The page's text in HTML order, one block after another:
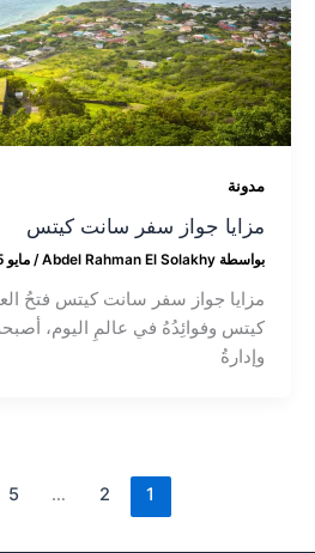
مدونة
مزايا جواز سفر سانت كيتس
بواسطة Abdel Rahman El Solakhy
/ مايو 15, 2025
مزايا جواز سفر سانت كيتس فتحُ
كيتس وفوائِدُهُ في عالمِ اليوم،
وإدارةُ
1
2
…
5